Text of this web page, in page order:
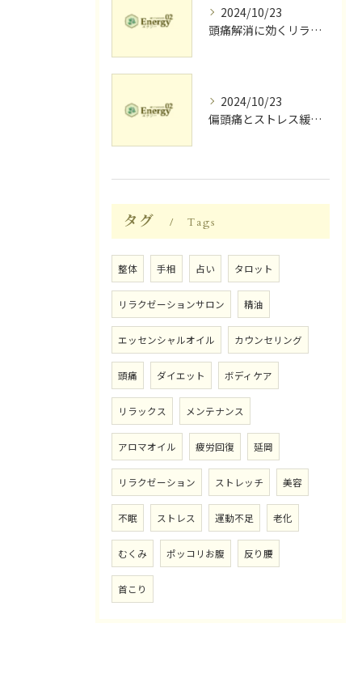
2024/10/23
頭痛解消に効くリラク体験談
2024/10/23
偏頭痛とストレス緩和に効果的なリラクゼーション法
タグ Tags
整体 手相 占い タロット
リラクゼーションサロン 精油
エッセンシャルオイル カウンセリング
頭痛 ダイエット ボディケア
リラックス メンテナンス
アロマオイル 疲労回復 延岡
リラクゼーション ストレッチ 美容
不眠 ストレス 運動不足 老化
むくみ ポッコリお腹 反り腰
首こり